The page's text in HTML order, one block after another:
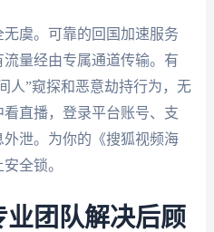
虞。可靠的回国加速服务
量经由专属通道传输。有
人”窥探和恶意劫持行为，无
直播，登录平台账号、支
泄。为你的《搜狐视频海
全锁。
团队解决后顾